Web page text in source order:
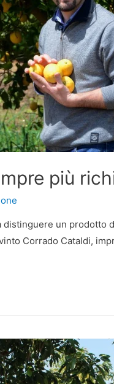
più
distinguere un
Corrado Cataldi,